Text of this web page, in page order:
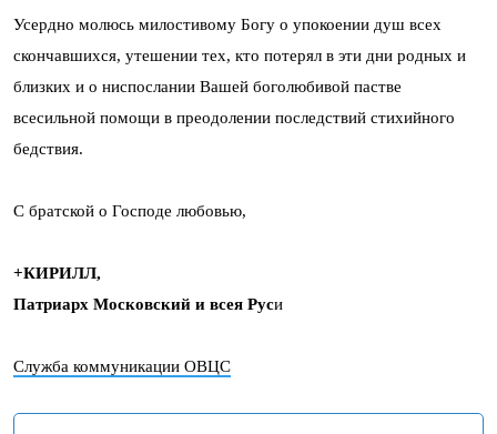
Усердно молюсь милостивому Богу о упокоении душ всех
скончавшихся, утешении тех, кто потерял в эти дни родных и
близких и о ниспослании Вашей боголюбивой пастве
всесильной помощи в преодолении последствий стихийного
бедствия.
С братской о Господе любовью,
+КИРИЛЛ,
Патриарх Московский и всея Руси
Служба коммуникации ОВЦС